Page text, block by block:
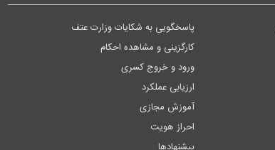
پاسخگویی به شکایات وزارت عتف
کارگزینی و مشاهده احکام
ورود و خروج کسری
ارزیابی عملکرد
آموزش مجازی
احراز هویت